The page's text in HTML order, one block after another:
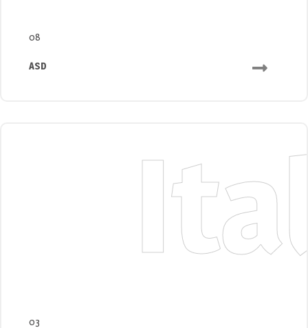
08
ASD
03